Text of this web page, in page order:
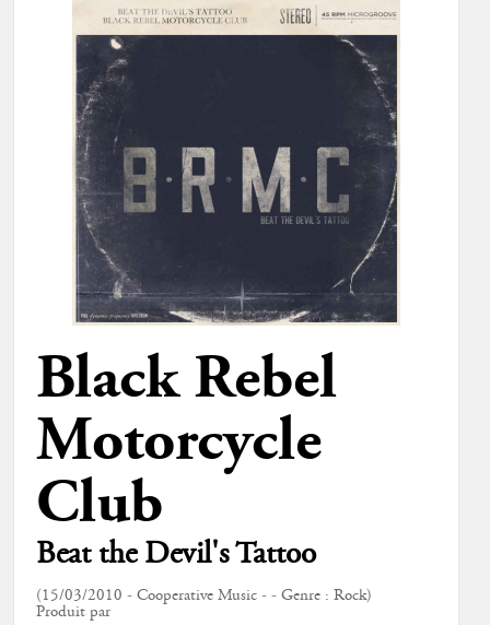
Black Rebel
Motorcycle
Club
Beat the Devil's Tattoo
(15/03/2010 - Cooperative Music - - Genre : Rock)
Produit par